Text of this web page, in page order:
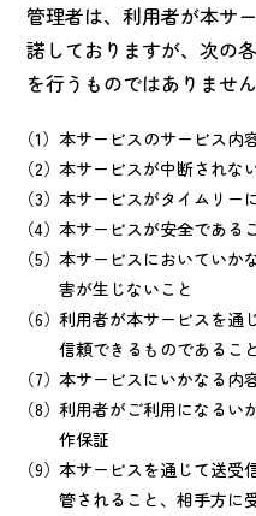
管理者は、利用者が本サ
諾しておりますが、次の
を行うものではありません
本サービスのサービス内
本サービスが中断されな
本サービスがタイムリー
本サービスが安全である
本サービスにおいていか
害が生じないこと
利用者が本サービスを通
信頼できるものであること
本サービスにいかなる内
利用者がご利用になるい
作保証
本サービスを通じて送受
管されること、相手方に